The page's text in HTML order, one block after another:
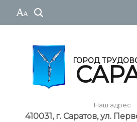
ГОРОД
Наш адрес
410031, г. Саратов, ул.